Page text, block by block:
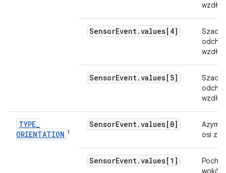
SensorEvent.values[4]
SensorEvent.values[5]
TYPE_
ORIENTATION 1
SensorEvent.values[0]
osi z).
SensorEvent.values[1]
wokół